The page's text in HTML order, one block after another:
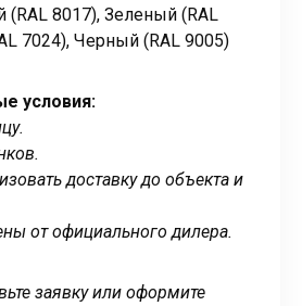
(RAL 8017), Зеленый (RAL
7024), Черный (RAL 9005)
условия:
доставку до объекта и
от официального дилера.
заявку или оформите